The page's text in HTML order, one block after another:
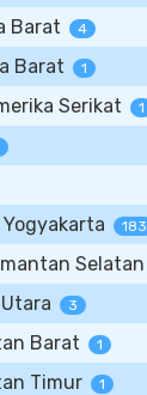
Barat 4
Barat 1
Serikat 1
183
Selatan
3
Barat 1
Timur 1